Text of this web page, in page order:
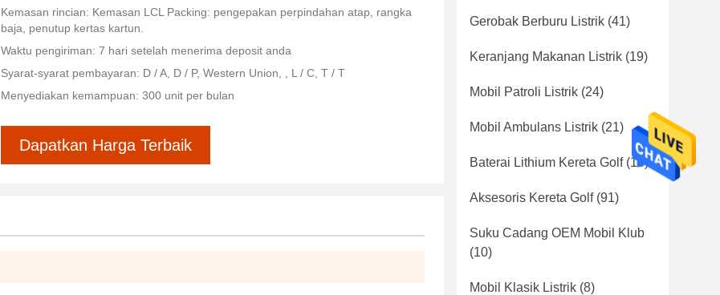
Kemasan rincian: Kemasan LCL Packing: pengepakan perpindahan atap, rangka
baja, penutup kertas kartun.
Waktu pengiriman: 7 hari setelah menerima deposit anda
Syarat-syarat pembayaran: D / A, D / P, Western Union, , L / C, T / T
Menyediakan kemampuan: 300 unit per bulan
Dapatkan Harga Terbaik
Gerobak Berburu Listrik (41)
Keranjang Makanan Listrik (19)
Mobil Patroli Listrik (24)
Mobil Ambulans Listrik (21)
Baterai Lithium Kereta Golf(16)
Aksesoris Kereta Golf(91)
Suku Cadang OEM Mobil Klub
(10)
Mobil Klasik Listrik (8)